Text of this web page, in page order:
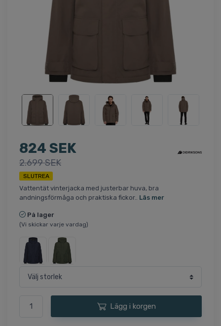
824 SEK
2.699 SEK
SLUTREA
Vattentät vinterjacka med justerbar huva, bra
andningsförmåga och praktiska fickor.. Läs mer
På lager
(Vi skickar varje vardag)
Lägg i korgen